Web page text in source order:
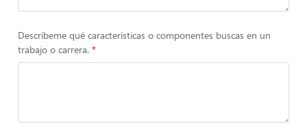
Descríbeme qué características o componentes buscas en un
trabajo o carrera.